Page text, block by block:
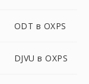
ODT в OXPS
DJVU в OXPS